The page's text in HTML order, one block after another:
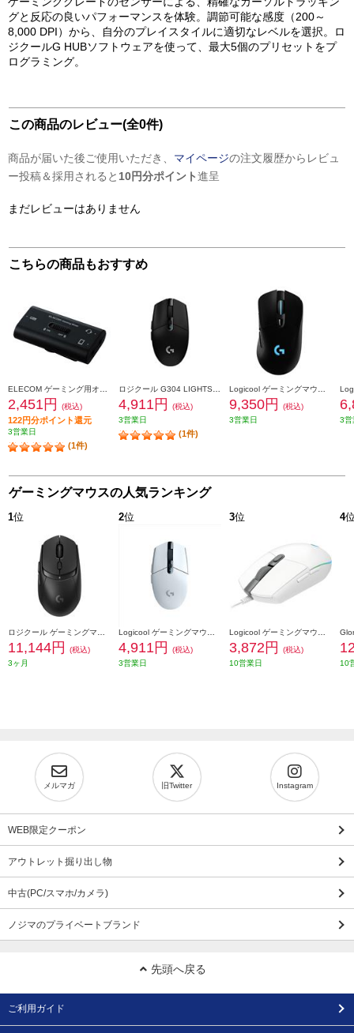
グと反応の良いパフォーマンスを体験。調節可能な感度（200～
8,000 DPI）から、自分のプレイスタイルに適切なレベルを選択。ロ
ジクールG HUBソフトウェアを使って、最大5個のプリセットをプ
ログラミング。
この商品のレビュー(全0件)
商品が届いた後ご使用いただき、 マイページの注文履歴からレビュ
ー投稿＆採用されると 10円分ポイント進呈
まだレビューはありません
こちらの商品もおすすめ
2,451円 (税込)
122円分ポイント還元
3営業日
(1件)
4,911円
(税込)
3営業日
(1件)
9,350円
(税込)
3営業日
3営
ゲーミングマウスの人気ランキング
1位
11,144円
(税込)
3ヶ月
2位
4,911円
(税込)
3営業日
3位
3,872円
(税込)
10営業日
4
10
メルマガ 旧Twitter Instagram
WEB限定クーポン
アウトレット掘り出し物
中古(PC/スマホ/カメラ)
ノジマのプライベートブランド
先頭へ戻る
ご利用ガイド